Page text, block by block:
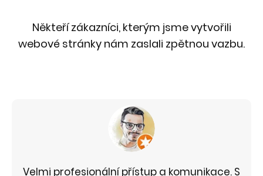
Někteří zákazníci, kterým jsme vytvořili
webové stránky nám zaslali zpětnou vazbu.
Velmi profesionální přístup a komunikace. S